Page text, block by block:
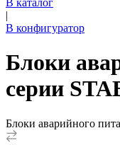
В каталог
|
В конфигуратор
Блоки
серии
Блоки аварийного